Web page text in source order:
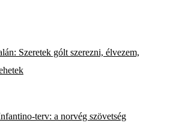
Szeretek gólt szerezni, élvezem,
terv: a norvég szövetség